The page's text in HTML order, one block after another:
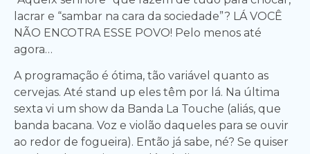
lacrar e “sambar na cara da sociedade”? LÁ VOCÊ
NÃO ENCOTRA ESSE POVO! Pelo menos até
agora…
A programação é ótima, tão variável quanto as
cervejas. Até stand up eles têm por lá. Na última
sexta vi um show da Banda La Touche (aliás, que
banda bacana. Voz e violão daqueles para se ouvir
ao redor de fogueira). Então já sabe, né? Se quiser